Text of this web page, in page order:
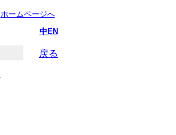
ホームページへ
中 EN
戻る